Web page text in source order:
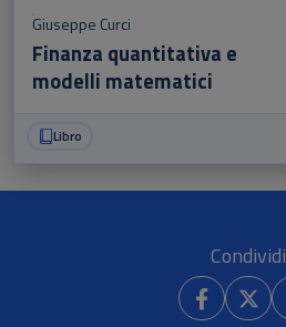
Giuseppe Curci
Finanza quantitativa e
modelli matematici
Libro
Condividi